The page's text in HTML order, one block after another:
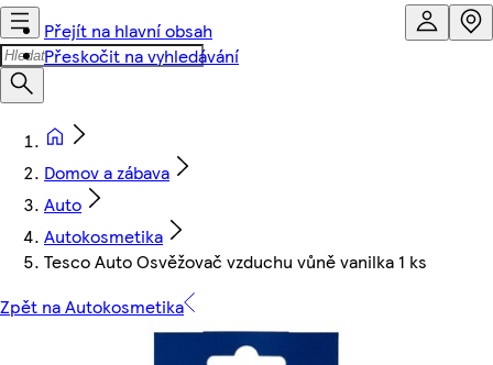
Přejít na hlavní obsah
Přeskočit na vyhledávání
Domov a zábava
Auto
Autokosmetika
Tesco Auto Osvěžovač vzduchu vůně vanilka 1 ks
Zpět na Autokosmetika